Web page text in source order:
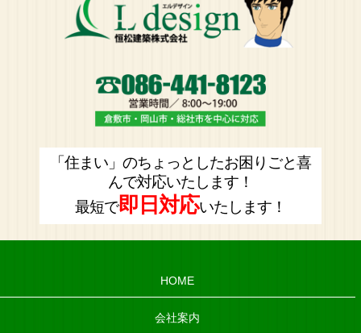
「住まい」のちょっとしたお困りごと喜
んで対応いたします！
最短で即日対応いたします！
HOME
会社案内